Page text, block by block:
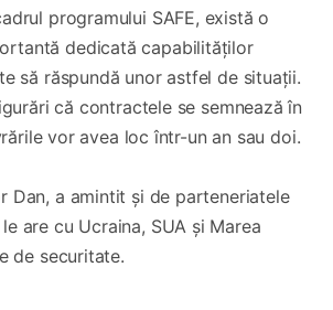
programului SAFE, există o
dedicată capabilităților
să răspundă unor astfel de situații.
că contractele se semnează în
vor avea loc într-un an sau doi.
Dan, a amintit și de parteneriatele
are cu Ucraina, SUA și Marea
de securitate.